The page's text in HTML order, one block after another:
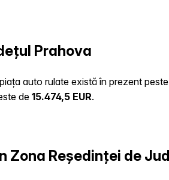
Prahova
piața auto rulate există în prezent peste
de 15.474,5 EUR.
Reședinței de